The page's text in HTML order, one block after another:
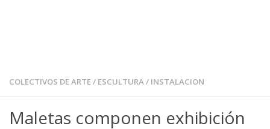
COLECTIVOS DE ARTE/ ESCULTURA/ INSTALACION
Maletas componen exhibición